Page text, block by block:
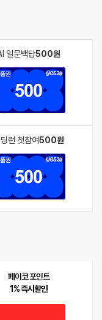
일문백답500원
런 첫참여500원
페이코 포인트
1% 즉시할인